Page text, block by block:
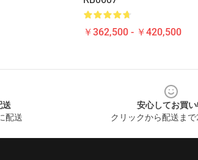
￥362,500 - ￥420,500
送
配送
安心してお買
クリックから配送ま